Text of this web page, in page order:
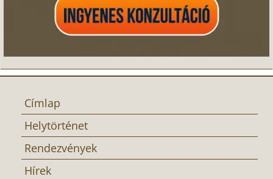
Címlap
Helytörténet
Rendezvények
Hírek